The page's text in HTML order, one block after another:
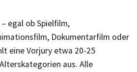
egal ob Spielfilm,
Dokumentarfilm oder
eine Vorjury etwa 20-25
aus. Alle